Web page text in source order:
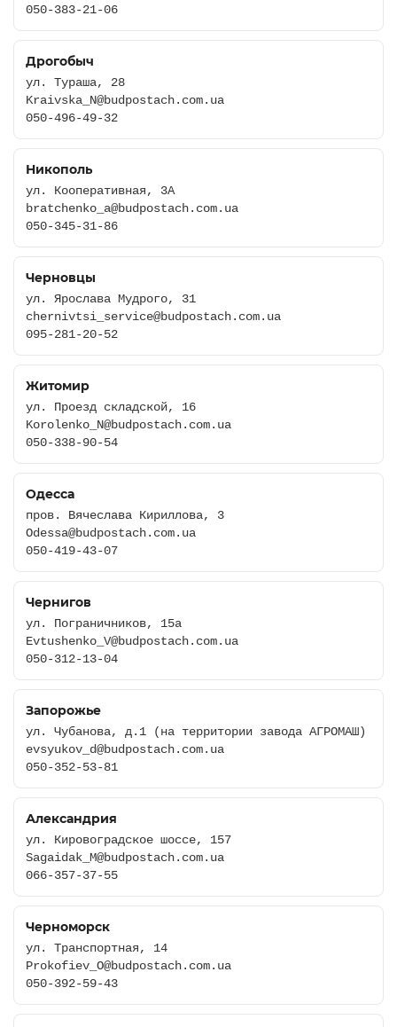
050-383-21-06
Дрогобыч
ул. Тураша, 28
Kraivska_N@budpostach.com.ua
050-496-49-32
Никополь
ул. Кооперативная, 3А
bratchenko_a@budpostach.com.ua
050-345-31-86
Черновцы
ул. Ярослава Мудрого, 31
chernivtsi_service@budpostach.com.ua
095-281-20-52
Житомир
ул. Проезд складской, 16
Korolenko_N@budpostach.com.ua
050-338-90-54
Одесса
пров. Вячеслава Кириллова, 3
Odessa@budpostach.com.ua
050-419-43-07
Чернигов
ул. Пограничников, 15а
Evtushenko_V@budpostach.com.ua
050-312-13-04
Запорожье
ул. Чубанова, д.1 (на территории завода АГРОМАШ)
evsyukov_d@budpostach.com.ua
050-352-53-81
Александрия
ул. Кировоградское шоссе, 157
Sagaidak_M@budpostach.com.ua
066-357-37-55
Черноморск
ул. Транспортная, 14
Prokofiev_O@budpostach.com.ua
050-392-59-43